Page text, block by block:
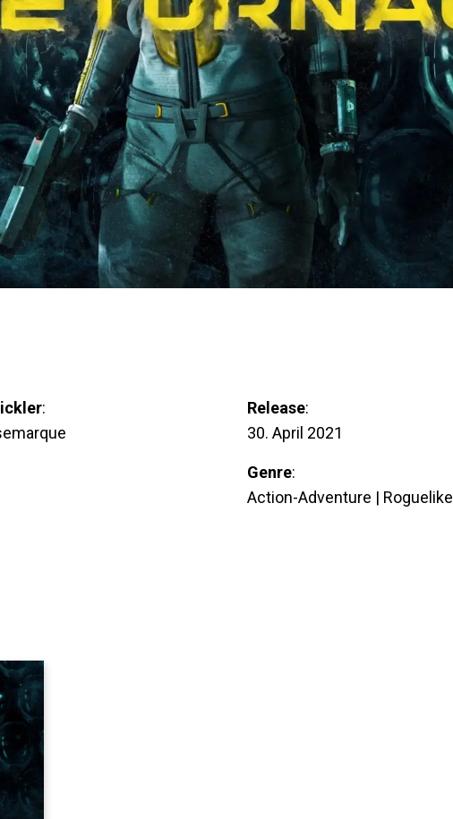
:
Release:
30. April 2021
Genre:
Action-Adventure | Roguelike